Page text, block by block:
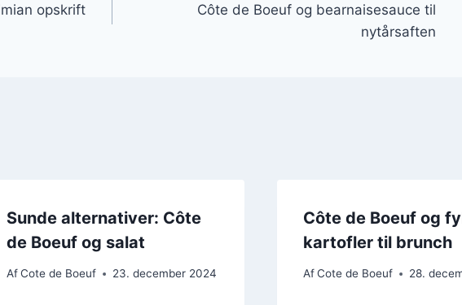
opskrift
Côte de Boeuf og bearnaisesauce til
nytårsaften
Sunde alternativer: Côte
de Boeuf og salat
Af Cote de Boeuf 23. december 2024
Côte de Boeuf og
kartofler til brunch
Af Cote de Boeuf 28.